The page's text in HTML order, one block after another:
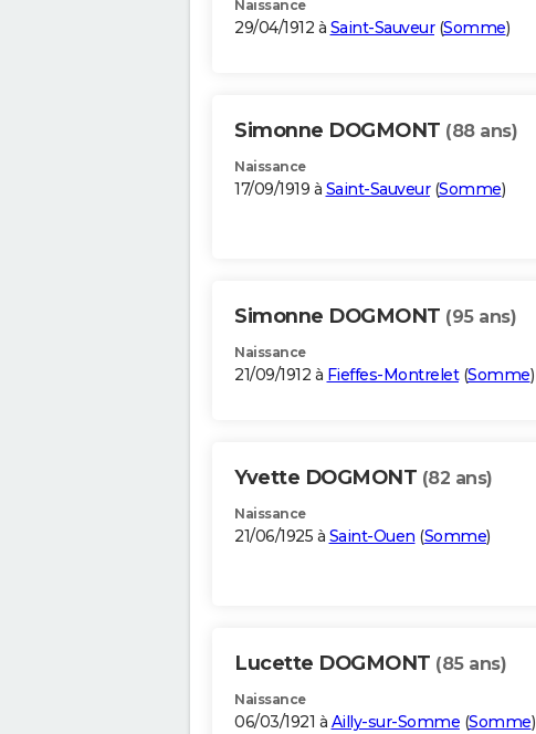
Naissance
29/04/1912 à Saint-Sauveur(Somme)
Simonne DOGMONT (88 ans)
Naissance
17/09/1919 à Saint-Sauveur(Somme)
Simonne DOGMONT (95 ans)
Naissance
21/09/1912 à Fieffes-Montrelet(Somme)
Yvette DOGMONT (82 ans)
Naissance
21/06/1925 à Saint-Ouen (Somme)
Lucette DOGMONT (85 ans)
Naissance
06/03/1921 à Ailly-sur-Somme (Somme)